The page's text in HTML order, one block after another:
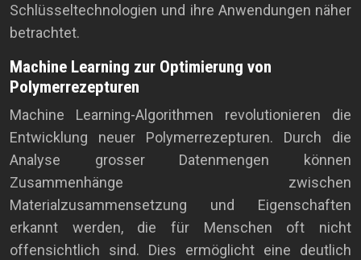
Schlüsseltechnologien und ihre Anwendungen näher
betrachtet.
Machine Learning zur Optimierung von
Polymerrezepturen
Machine Learning-Algorithmen revolutionieren die
Entwicklung neuer Polymerrezepturen. Durch die
Analyse grosser Datenmengen können
Zusammenhänge zwischen
Materialzusammensetzung und Eigenschaften
erkannt werden, die für Menschen oft nicht
offensichtlich sind. Dies ermöglicht eine deutlich